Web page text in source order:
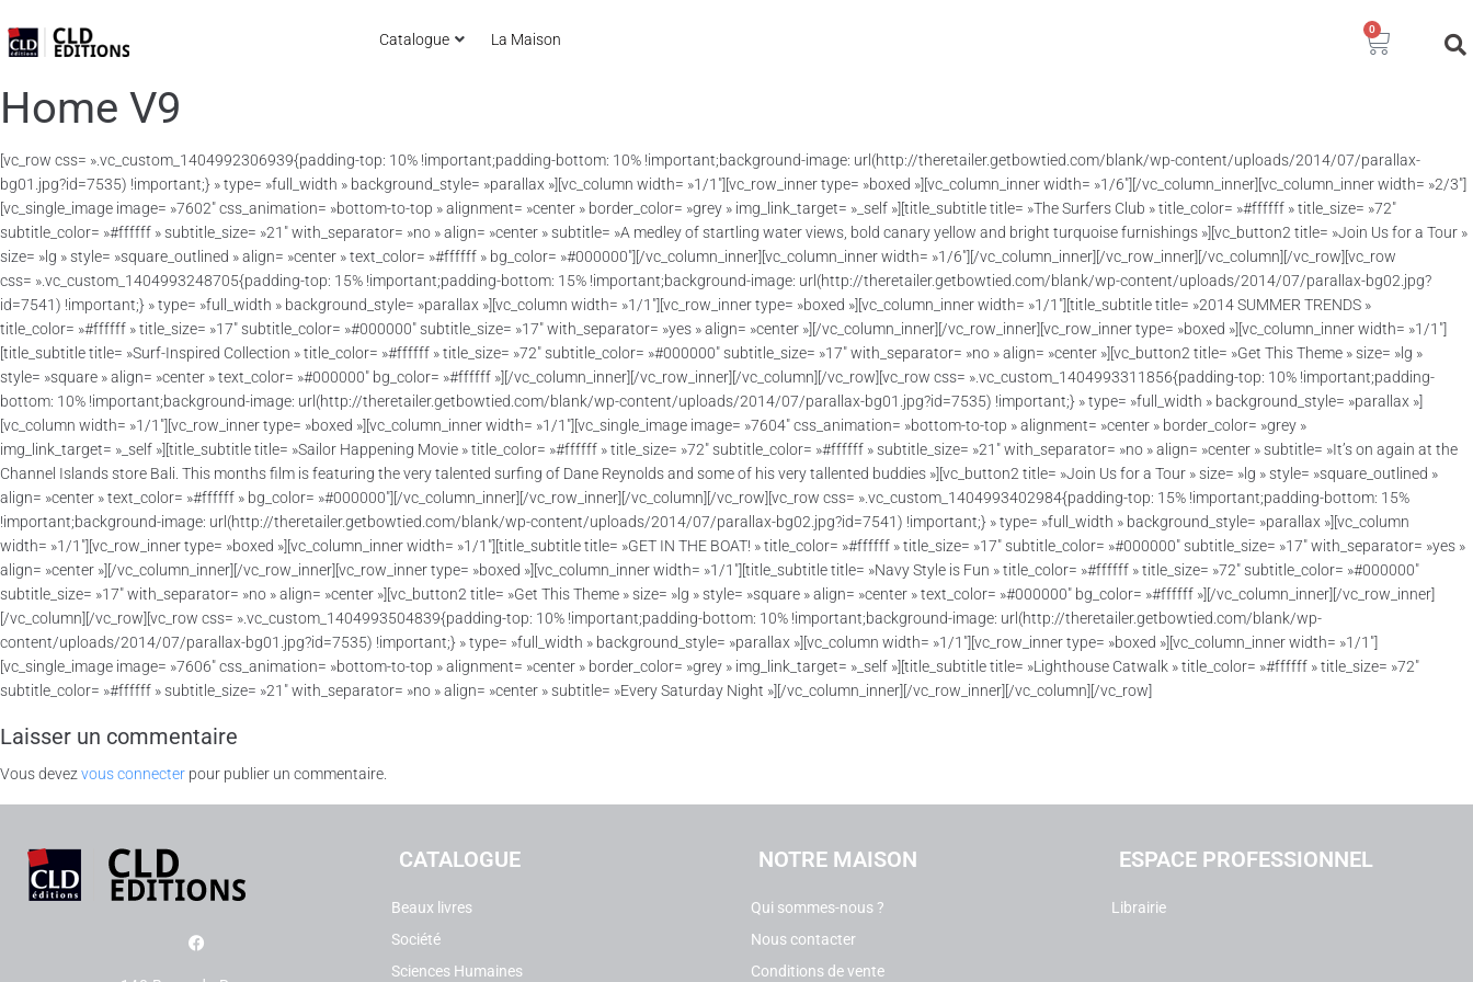
Catalogue La Maison
0
Home V9
[vc_row css= ».vc_custom_1404992306939{padding-top: 10% !important;padding-bottom: 10% !important;background-image: url(http://theretailer.getbowtied.com/blank/wp-content/uploads/2014/07/parallax-
bg01.jpg?id=7535) !important;} » type= »full_width » background_style= »parallax »][vc_column width= »1/1″][vc_row_inner type= »boxed »][vc_column_inner width= »1/6″][/vc_column_inner][vc_column_inner width= »2/3″]
[vc_single_image image= »7602″ css_animation= »bottom-to-top » alignment= »center » border_color= »grey » img_link_target= »_self »][title_subtitle title= »The Surfers Club » title_color= »#ffffff » title_size= »72″
subtitle_color= »#ffffff » subtitle_size= »21″ with_separator= »no » align= »center » subtitle= »A medley of startling water views, bold canary yellow and bright turquoise furnishings »][vc_button2 title= »Join Us for a Tour »
size= »lg » style= »square_outlined » align= »center » text_color= »#ffffff » bg_color= »#000000″][/vc_column_inner][vc_column_inner width= »1/6″][/vc_column_inner][/vc_row_inner][/vc_column][/vc_row][vc_row
css= ».vc_custom_1404993248705{padding-top: 15% !important;padding-bottom: 15% !important;background-image: url(http://theretailer.getbowtied.com/blank/wp-content/uploads/2014/07/parallax-bg02.jpg?
id=7541) !important;} » type= »full_width » background_style= »parallax »][vc_column width= »1/1″][vc_row_inner type= »boxed »][vc_column_inner width= »1/1″][title_subtitle title= »2014 SUMMER TRENDS »
title_color= »#ffffff » title_size= »17″ subtitle_color= »#000000″ subtitle_size= »17″ with_separator= »yes » align= »center »][/vc_column_inner][/vc_row_inner][vc_row_inner type= »boxed »][vc_column_inner width= »1/1″]
[title_subtitle title= »Surf-Inspired Collection » title_color= »#ffffff » title_size= »72″ subtitle_color= »#000000″ subtitle_size= »17″ with_separator= »no » align= »center »][vc_button2 title= »Get This Theme » size= »lg »
style= »square » align= »center » text_color= »#000000″ bg_color= »#ffffff »][/vc_column_inner][/vc_row_inner][/vc_column][/vc_row][vc_row css= ».vc_custom_1404993311856{padding-top: 10% !important;padding-
bottom: 10% !important;background-image: url(http://theretailer.getbowtied.com/blank/wp-content/uploads/2014/07/parallax-bg01.jpg?id=7535) !important;} » type= »full_width » background_style= »parallax »]
[vc_column width= »1/1″][vc_row_inner type= »boxed »][vc_column_inner width= »1/1″][vc_single_image image= »7604″ css_animation= »bottom-to-top » alignment= »center » border_color= »grey »
img_link_target= »_self »][title_subtitle title= »Sailor Happening Movie » title_color= »#ffffff » title_size= »72″ subtitle_color= »#ffffff » subtitle_size= »21″ with_separator= »no » align= »center » subtitle= »It’s on again at the
Channel Islands store Bali. This months film is featuring the very talented surfing of Dane Reynolds and some of his very tallented buddies »][vc_button2 title= »Join Us for a Tour » size= »lg » style= »square_outlined »
align= »center » text_color= »#ffffff » bg_color= »#000000″][/vc_column_inner][/vc_row_inner][/vc_column][/vc_row][vc_row css= ».vc_custom_1404993402984{padding-top: 15% !important;padding-bottom: 15%
!important;background-image: url(http://theretailer.getbowtied.com/blank/wp-content/uploads/2014/07/parallax-bg02.jpg?id=7541) !important;} » type= »full_width » background_style= »parallax »][vc_column
width= »1/1″][vc_row_inner type= »boxed »][vc_column_inner width= »1/1″][title_subtitle title= »GET IN THE BOAT! » title_color= »#ffffff » title_size= »17″ subtitle_color= »#000000″ subtitle_size= »17″ with_separator= »yes »
align= »center »][/vc_column_inner][/vc_row_inner][vc_row_inner type= »boxed »][vc_column_inner width= »1/1″][title_subtitle title= »Navy Style is Fun » title_color= »#ffffff » title_size= »72″ subtitle_color= »#000000″
subtitle_size= »17″ with_separator= »no » align= »center »][vc_button2 title= »Get This Theme » size= »lg » style= »square » align= »center » text_color= »#000000″ bg_color= »#ffffff »][/vc_column_inner][/vc_row_inner]
[/vc_column][/vc_row][vc_row css= ».vc_custom_1404993504839{padding-top: 10% !important;padding-bottom: 10% !important;background-image: url(http://theretailer.getbowtied.com/blank/wp-
content/uploads/2014/07/parallax-bg01.jpg?id=7535) !important;} » type= »full_width » background_style= »parallax »][vc_column width= »1/1″][vc_row_inner type= »boxed »][vc_column_inner width= »1/1″]
[vc_single_image image= »7606″ css_animation= »bottom-to-top » alignment= »center » border_color= »grey » img_link_target= »_self »][title_subtitle title= »Lighthouse Catwalk » title_color= »#ffffff » title_size= »72″
subtitle_color= »#ffffff » subtitle_size= »21″ with_separator= »no » align= »center » subtitle= »Every Saturday Night »][/vc_column_inner][/vc_row_inner][/vc_column][/vc_row]
Laisser un commentaire
Vous devez vous connecter pour publier un commentaire.
CATALOGUE
Beaux livres
Société
Sciences Humaines
NOTRE MAISON
Qui sommes-nous ?
Nous contacter
Conditions de vente
ESPACE PROFESSIONNEL
Librairie